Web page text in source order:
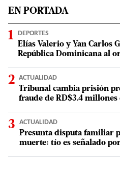
EN PORTADA
DEPORTES
Elías Valerio y Yan Carlos
República Dominicana al
ACTUALIDAD
Tribunal cambia prisión
fraude de RD$3.4
ACTUALIDAD
Presunta disputa familiar
muerte: tío es señalado